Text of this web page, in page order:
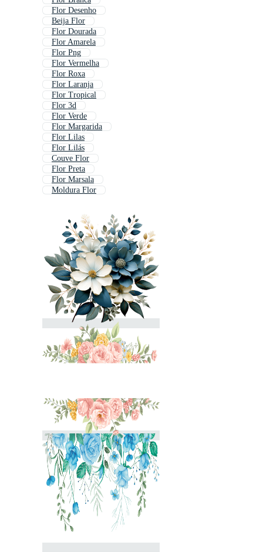
Flor Desenho
Beija Flor
Flor Dourada
Flor Amarela
Flor Png
Flor Vermelha
Flor Roxa
Flor Laranja
Flor Tropical
Flor 3d
Flor Verde
Flor Margarida
Flor Lilas
Flor Lilás
Couve Flor
Flor Preta
Flor Marsala
Moldura Flor